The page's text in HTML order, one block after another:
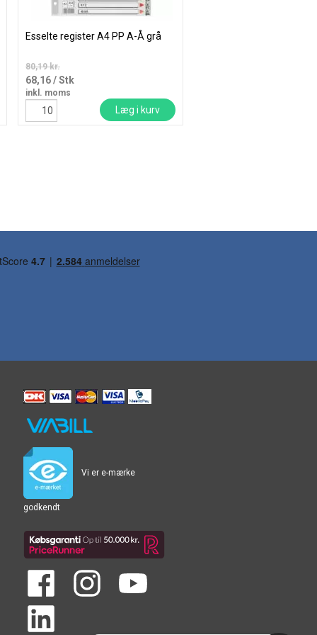
Esselte register A4 PP A-Å grå
80,19 kr.
68,16/ Stk
inkl. moms
Læg i kurv
Vi er e-mærke
godkendt